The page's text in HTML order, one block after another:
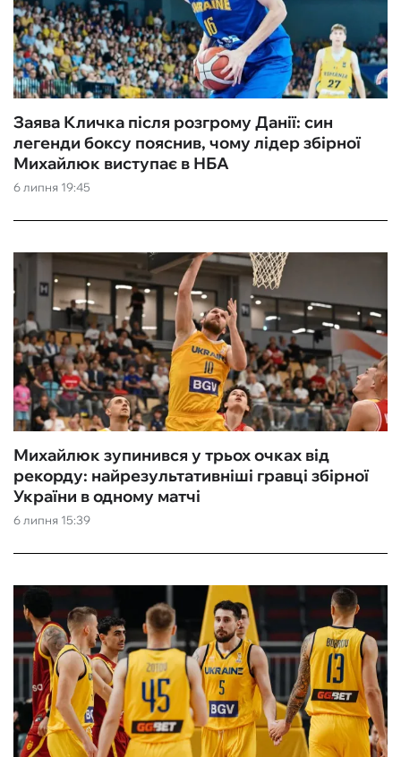
6 липня 19:45
Заява Кличка після розгрому Данії: син
легенди боксу пояснив, чому лідер збірної
Михайлюк виступає в НБА
6 липня 15:39
Михайлюк зупинився у трьох очках від
рекорду: найрезультативніші гравці збірної
України в одному матчі